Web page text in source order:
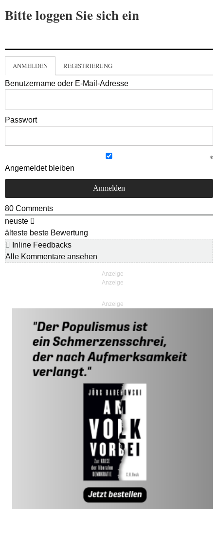
Bitte loggen Sie sich ein
ANMELDEN REGISTRIERUNG
Benutzername oder E-Mail-Adresse
Passwort
Angemeldet bleiben
80 Comments
neuste
älteste beste Bewertung
Inline Feedbacks
Alle Kommentare ansehen
Anzeige